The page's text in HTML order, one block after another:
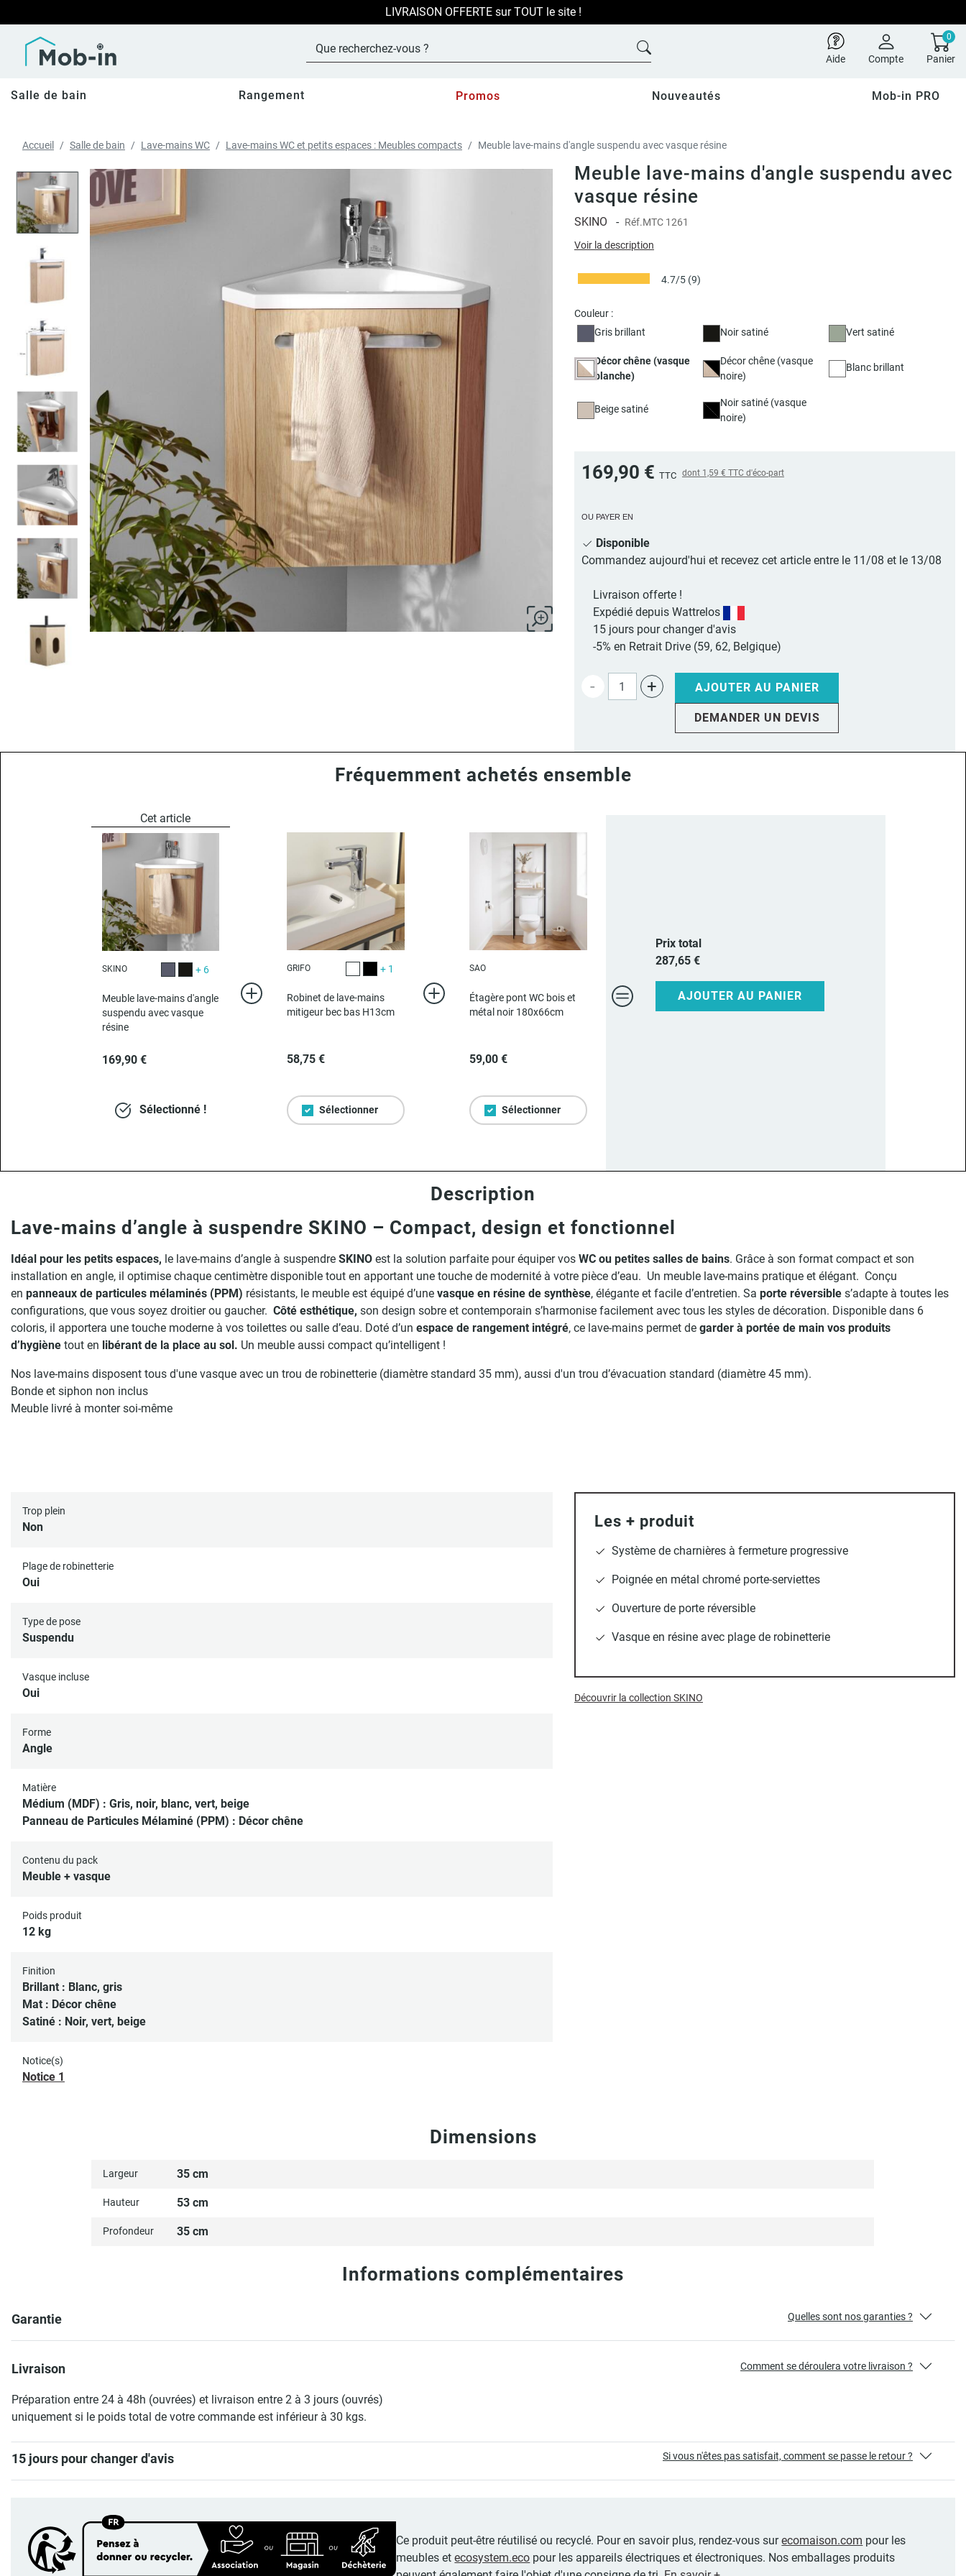
LIVRAISON OFFERTE sur TOUT le site !
Aide Compte
0
Panier
Salle de bain Rangement Promos Nouveautés Mob-in PRO
Accueil Salle de bain Lave-mains WC Lave-mains WC et petits espaces : Meubles compacts Meuble lave-mains d'angle suspendu avec vasque résine
Meuble lave-mains d'angle suspendu avec
vasque résine
SKINO - Réf.MTC 1261
Voir la description
4.7/5(9)
Couleur :
Gris brillant
Noir satiné Vert satiné
Décor chêne (vasque
blanche)
Décor chêne (vasque
noire)
Blanc brillant
Beige satiné
Noir satiné (vasque
noire)
169,90 € TTC dont 1,59 € TTC d'éco-part
OU PAYER EN
Disponible
Commandez aujourd'hui et recevez cet article entre le 11/08 et le 13/08
Livraison offerte !
Expédié depuis Wattrelos
15 jours pour changer d'avis
-5% en Retrait Drive (59, 62, Belgique)
- + AJOUTER AU PANIER
DEMANDER UN DEVIS
Fréquemment achetés ensemble
SKINO
Gris brillant
Noir satiné
+ 6
Meuble lave-mains d'angle
suspendu avec vasque
résine
169,90 €
Sélectionné !
GRIFO
BlancNoir
+ 1
Robinet de lave-mains
mitigeur bec bas H13cm
58,75 €
Sélectionner
SAO
Étagère pont WC bois et
métal noir 180x66cm
59,00 €
Sélectionner
Prix total
287,65 €
AJOUTER AU PANIER
Description
Lave-mains d’angle à suspendre SKINO – Compact, design et fonctionnel
Idéal pour les petits espaces, le lave-mains d’angle à suspendre SKINO est la solution parfaite pour équiper vos WC ou petites salles de bains. Grâce à son format compact et son
installation en angle, il optimise chaque centimètre disponible tout en apportant une touche de modernité à votre pièce d’eau. Un meuble lave-mains pratique et élégant. Conçu
en panneaux de particules mélaminés (PPM) résistants, le meuble est équipé d’une vasque en résine de synthèse, élégante et facile d’entretien. Sa porte réversible s’adapte à toutes les
configurations, que vous soyez droitier ou gaucher. Côté esthétique, son design sobre et contemporain s’harmonise facilement avec tous les styles de décoration. Disponible dans 6
coloris, il apportera une touche moderne à vos toilettes ou salle d’eau. Doté d’un espace de rangement intégré, ce lave-mains permet de garder à portée de main vos produits
d’hygiène tout en libérant de la place au sol. Un meuble aussi compact qu’intelligent !
Nos lave-mains disposent tous d'une vasque avec un trou de robinetterie (diamètre standard 35 mm), aussi d'un trou d’évacuation standard (diamètre 45 mm).
Bonde et siphon non inclus
Meuble livré à monter soi-même
Trop plein
Non
Plage de robinetterie
Oui
Type de pose
Suspendu
Vasque incluse
Oui
Forme
Angle
Matière
Médium (MDF) : Gris, noir, blanc, vert, beige
Panneau de Particules Mélaminé (PPM) : Décor chêne
Contenu du pack
Meuble + vasque
Poids produit
12 kg
Finition
Brillant : Blanc, gris
Mat : Décor chêne
Satiné : Noir, vert, beige
Notice(s)
Notice 1
Les + produit
Système de charnières à fermeture progressive
Poignée en métal chromé porte-serviettes
Ouverture de porte réversible
Vasque en résine avec plage de robinetterie
Découvrir la collection SKINO
Dimensions
Largeur 35 cm
Hauteur 53 cm
Profondeur 35 cm
Informations complémentaires
Garantie Quelles sont nos garanties ?
Livraison
Préparation entre 24 à 48h (ouvrées) et livraison entre 2 à 3 jours (ouvrés)
uniquement si le poids total de votre commande est inférieur à 30 kgs.
Comment se déroulera votre livraison ?
15 jours pour changer d'avis Si vous n'êtes pas satisfait, comment se passe le retour ?
Ce produit peut-être réutilisé ou recyclé. Pour en savoir plus, rendez-vous surecomaison.com pour les
meubles etecosystem.eco pour les appareils électriques et électroniques. Nos emballages produits